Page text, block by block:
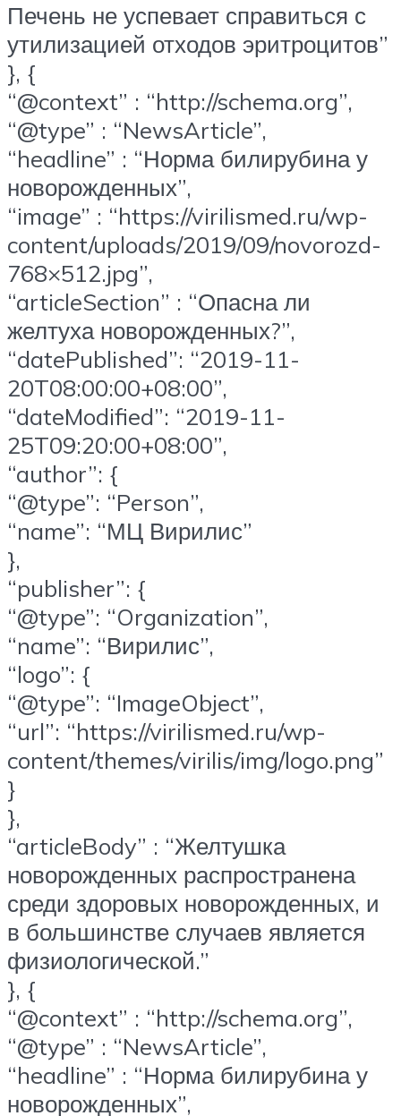
Печень не успевает справиться с
утилизацией отходов эритроцитов”
}, {
“@context” : “http://schema.org”,
“@type” : “NewsArticle”,
“headline” : “Норма билирубина у
новорожденных”,
“image” : “https://virilismed.ru/wp-
content/uploads/2019/09/novorozd-
768×512.jpg”,
“articleSection” : “Опасна ли
желтуха новорожденных?”,
“datePublished”: “2019-11-
20T08:00:00+08:00”,
“dateModified”: “2019-11-
25T09:20:00+08:00”,
“author”: {
“@type”: “Person”,
“name”: “МЦ Вирилис”
},
“publisher”: {
“@type”: “Organization”,
“name”: “Вирилис”,
“logo”: {
“@type”: “ImageObject”,
“url”: “https://virilismed.ru/wp-
content/themes/virilis/img/logo.png”
}
},
“articleBody” : “Желтушка
новорожденных распространена
среди здоровых новорожденных, и
в большинстве случаев является
физиологической.”
}, {
“@context” : “http://schema.org”,
“@type” : “NewsArticle”,
“headline” : “Норма билирубина у
новорожденных”,